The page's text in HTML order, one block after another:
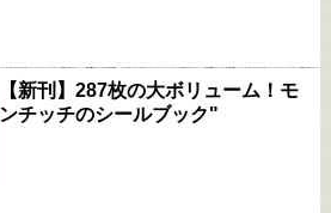
【新刊】287枚の大ボリューム！モ
ンチッチのシールブック"